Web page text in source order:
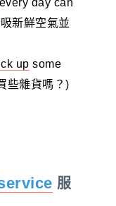
every day can
新鮮空氣並
up some
些雜貨嗎？)
服